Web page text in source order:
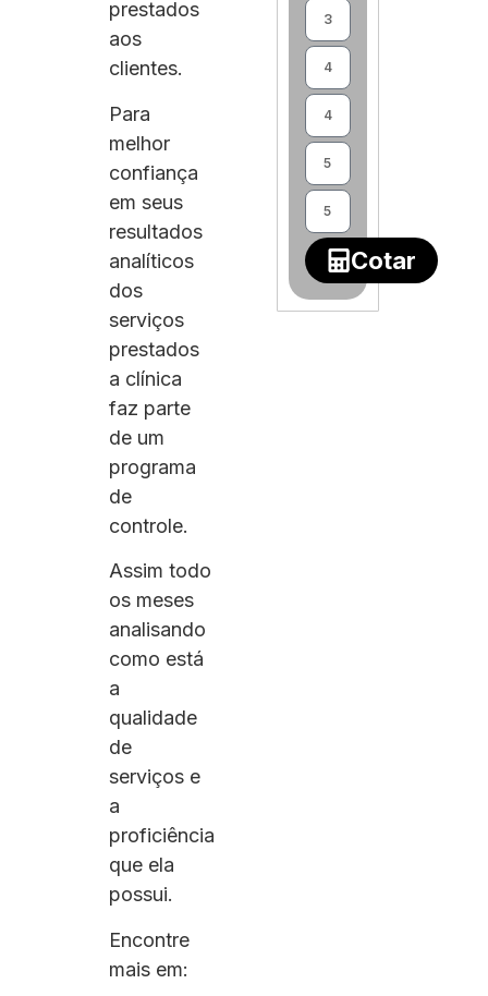
prestados
aos
clientes.
Para
melhor
confiança
em seus
resultados
analíticos
dos
serviços
prestados
a clínica
faz parte
de um
programa
de
controle.
Assim todo
os meses
analisando
como está
a
qualidade
de
serviços e
a
proficiência
que ela
possui.
Encontre
mais em:
Cotar